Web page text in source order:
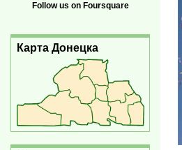
Follow us on Foursquare
Карта Донецка